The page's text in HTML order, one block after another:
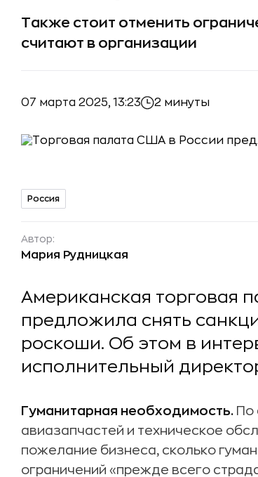
Также стоит отменить
считают в организации
07 марта 2025, 13:23 2 минуты
Россия
Автор:
Мария Рудницкая
Американская торговая
предложила снять
роскоши. Об этом в
исполнительный
Гуманитарная необходимость. По
авиазапчастей и техническое
пожелание бизнеса, сколько
ограничений «прежде всего